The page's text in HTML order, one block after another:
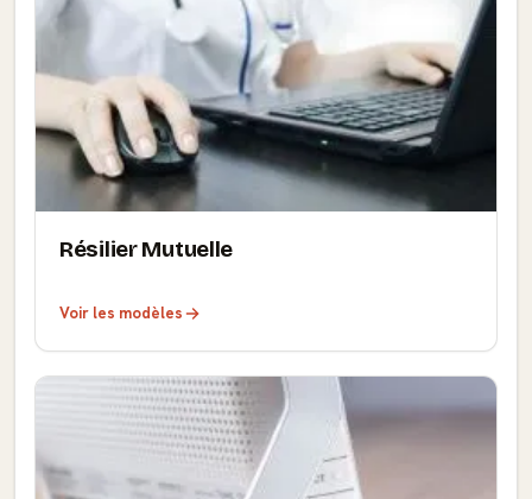
Résilier Mutuelle
Voir les modèles